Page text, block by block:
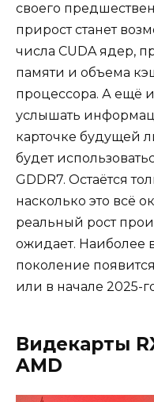
своего
прирост станет
числа CUDA ядер,
памяти и объема
процессора. А ещё
услышать
карточке будущей
будет
GDDR7. Остаётся
насколько это всё
реальный рост
ожидает. Наиболее
поколение
или в начале 2025-
Видекарты
AMD